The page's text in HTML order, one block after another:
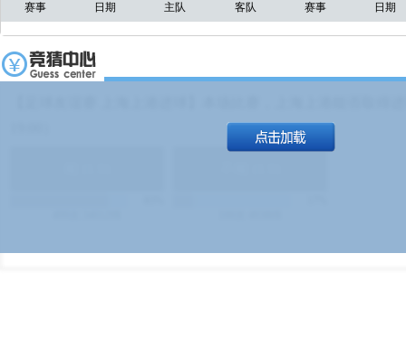
赛事 日期 主队 客队 赛事 日期